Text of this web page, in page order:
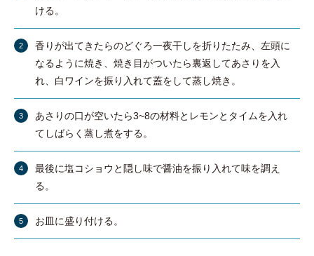
ける。
香りが出てきたらのどぐろ一夜干しを折りたたみ、左頭に
なるように焼き、焼き目がついたら裏返してあさりを入
れ、白ワインを振り入れて蓋をして蒸し焼き。
あさりの口が空いたら3~8の材料とレモンとタイムを入れ
てしばらく蒸し煮をする。
最後に塩コショウと隠し味で醤油を振り入れて味を調え
る。
お皿に盛り付ける。